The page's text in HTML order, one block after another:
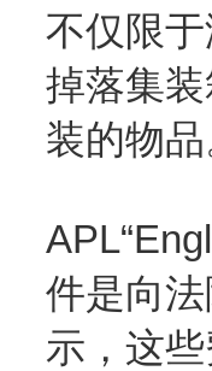
不仅限
掉落集
装的物品
件是向
示，这